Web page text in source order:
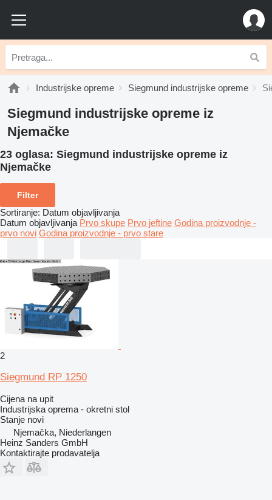
Industrijske opreme Siegmund industrijske opreme
Siegmund industrijske opreme iz
Njemačke
23 oglasa: Siegmund industrijske opreme iz
Njemačke
Filter
Sortiranje: Datum objavljivanja
Datum objavljivanja Prvo skupe Prvo jeftine Godina proizvodnje -
prvo novi Godina proizvodnje - prvo stare
2
Siegmund RP 1250
Cijena na upit
Industrijska oprema - okretni stol
Stanje novi
Njemačka, Niederlangen
Heinz Sanders GmbH
Kontaktirajte prodavatelja